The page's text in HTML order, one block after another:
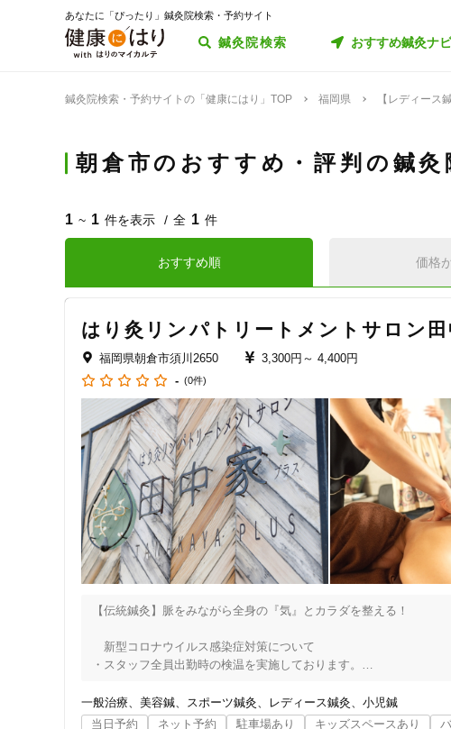
あなたに「ぴったり」鍼灸院検索・予約サイト
鍼灸院検索 おすすめ鍼灸ナビ
鍼灸院検索・予約サイトの「健康にはり」TOP 福岡県 【レディース
朝倉市のおすすめ・評判の鍼灸
1 ~ 1 件を表示 全 1 件
おすすめ順 価格
はり灸リンパトリートメントサロン田
福岡県朝倉市須川2650 3,300円～ 4,400円
- (0件)
【伝統鍼灸】脈をみながら全身の『気』とカラダを整える！
新型コロナウイルス感染症対策について
・スタッフ全員出勤時の検温を実施しております。
・消毒用エタノールによる頻回清掃を徹底しております。
・うつ伏せの施術の際はお一人ずつ使い捨てのフェイスペーパーを
一般治療 美容鍼 スポーツ鍼灸 レディース鍼灸
小児鍼
当日予約
ネット予約 駐車場あり キッズスペースあり